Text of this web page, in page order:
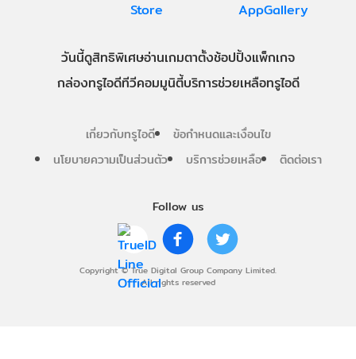
Follow us
Copyright © True Digital Group Company Limited.
All rights reserved
วันนี้ดูสิทธิพิเศษอ่านเกมตาตั้งช้อปปิ้งแพ็กเกจ
กล่องทรูไอดีทีวีคอมมูนิตี้บริการช่วยเหลือทรูไอดี
เกี่ยวกับทรูไอดี
ข้อกำหนดและเงื่อนไข
นโยบายความเป็นส่วนตัว
บริการช่วยเหลือ ติดต่อเรา